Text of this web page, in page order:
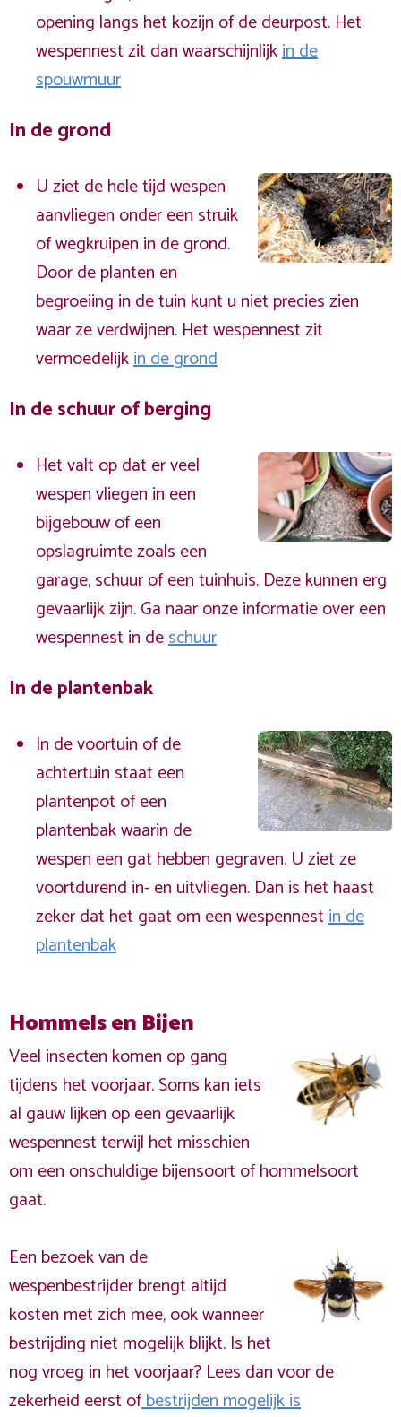
opening langs het kozijn of de deurpost. Het
wespennest zit dan waarschijnlijkin de
spouwmuur
In de grond
U ziet de hele tijd wespen
aanvliegen onder een struik
of wegkruipen in de grond.
Door de planten en
begroeiing in de tuin kunt u niet precies zien
waar ze verdwijnen. Het wespennest zit
vermoedelijkin de grond
In de schuur of berging
Het valt op dat er veel
wespen vliegen in een
bijgebouw of een
opslagruimte zoals een
garage, schuur of een tuinhuis. Deze kunnen erg
gevaarlijk zijn. Ga naar onze informatie over een
wespennest in deschuur
In de plantenbak
In de voortuin of de
achtertuin staat een
plantenpot of een
plantenbak waarin de
wespen een gat hebben gegraven. U ziet ze
voortdurend in- en uitvliegen. Dan is het haast
zeker dat het gaat om een wespennestin de
plantenbak
Hommels en Bijen
Veel insecten komen op gang
tijdens het voorjaar. Soms kan iets
al gauw lijken op een gevaarlijk
wespennest terwijl het misschien
om een onschuldige bijensoort of hommelsoort
gaat.
Een bezoek van de
wespenbestrijder brengt altijd
kosten met zich mee, ook wanneer
bestrijding niet mogelijk blijkt. Is het
nog vroeg in het voorjaar? Lees dan voor de
zekerheid eerst ofbestrijden mogelijk is